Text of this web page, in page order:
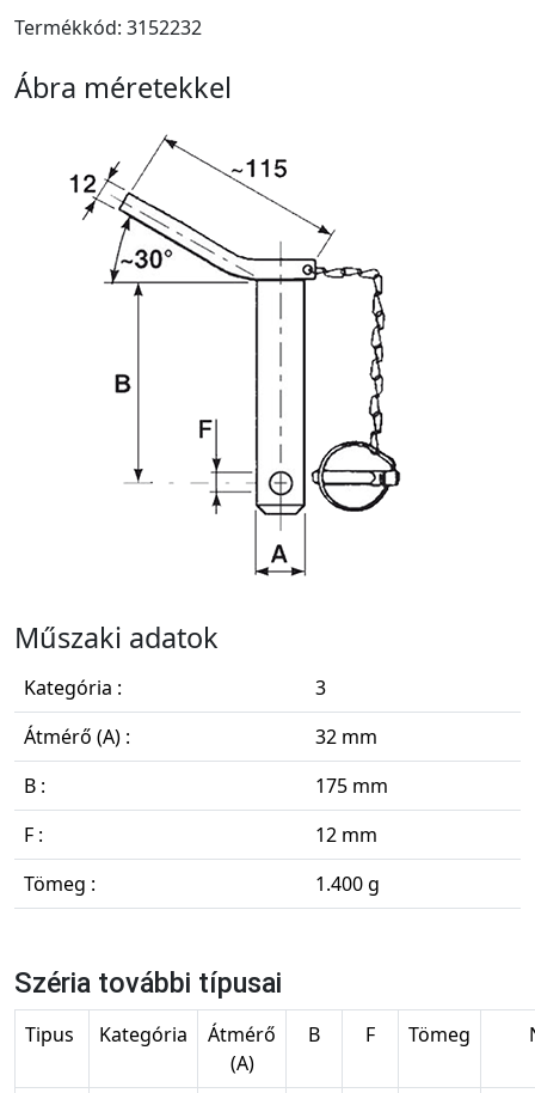
Termékkód: 3152232
Ábra méretekkel
Műszaki adatok
Kategória :
3
Átmérő (A) :
32 mm
B :
175 mm
F :
12 mm
Tömeg :
1.400 g
Széria további típusai
Tipus Kategória
Átmérő
(A)
B F Tömeg